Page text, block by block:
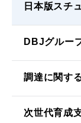
日本版スチ
DBJグルー
調達に関す
次世代育成